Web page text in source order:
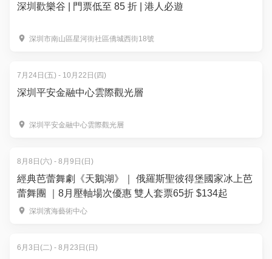
深圳歡樂谷 | 門票低至 85 折 | 港人必遊
深圳市南山區星河街社區僑城西街18號
7月24日(五) - 10月22日(四)
深圳平安金融中心雲際觀光層
深圳平安金融中心雲際觀光層
8月8日(六) - 8月9日(日)
經典芭蕾舞劇《天鵝湖》｜ 俄羅斯聖彼得堡國家冰上芭
蕾舞團 ｜8月壓軸場次優惠 雙人套票65折 $134起
深圳濱海藝術中心
6月3日(二) - 8月23日(日)